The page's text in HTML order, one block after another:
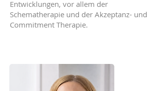
Entwicklungen, vor allem der
Schematherapie und der Akzeptanz- und
Commitment Therapie.